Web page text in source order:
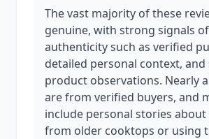
The vast majority of these
genuine, with strong signals of
authenticity such as verified
detailed personal context, and
product observations. Nearly
are from verified buyers, and
include personal stories
from older cooktops or using